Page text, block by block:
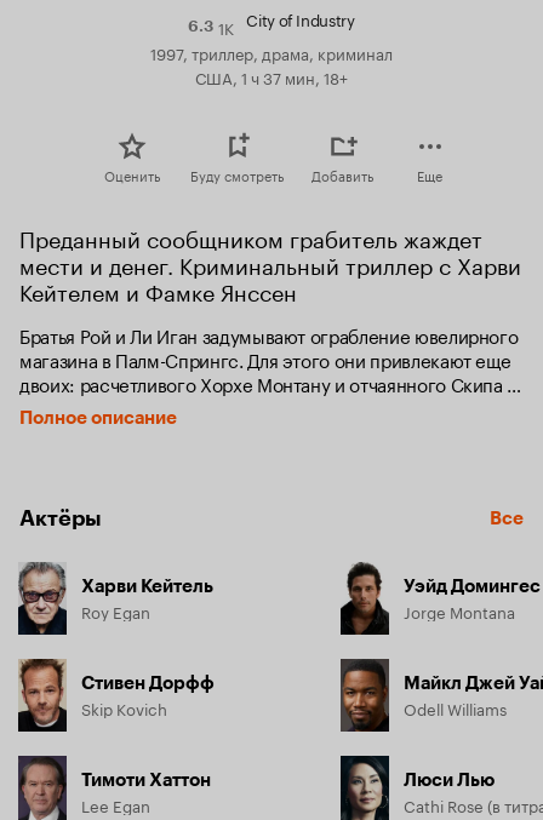
6.3Рейтинг
6.3
1K City of Industry
1997, триллер, драма, криминал
США, 1 ч 37 мин, 18+
Оценить Буду смотреть Добавить Еще
Преданный сообщником грабитель жаждет
мести и денег. Криминальный триллер с Харви
Кейтелем и Фамке Янссен
Братья Рой и Ли Иган задумывают ограбление ювелирного
магазина в Палм-Спрингс. Для этого они привлекают еще
двоих: расчетливого Хорхе Монтану и отчаянного Скипа
Ковича.
жестокостью, может стать их главным врагом в этом деле.
Полное описание
Актёры Все
Харви Кейтель
Roy Egan
Стивен Дорфф
Skip Kovich
Тимоти Хаттон
Lee Egan
Уэйд Домингес
Jorge Montana
Майкл Джей
Odell Williams
Люси Лью